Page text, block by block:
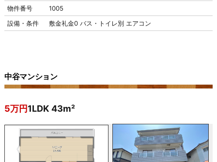
物件番号
1005
設備・条件
敷金礼金0 バス・トイレ別 エアコン
中谷マンション
5万円1LDK 43m²